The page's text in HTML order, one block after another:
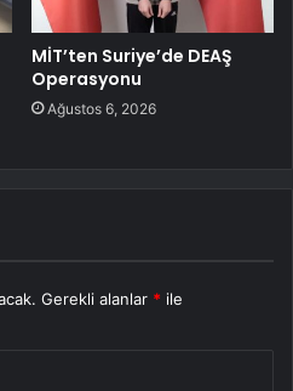
MİT’ten Suriye’de DEAŞ
Operasyonu
Ağustos 6, 2026
Gerekli alanlar * ile